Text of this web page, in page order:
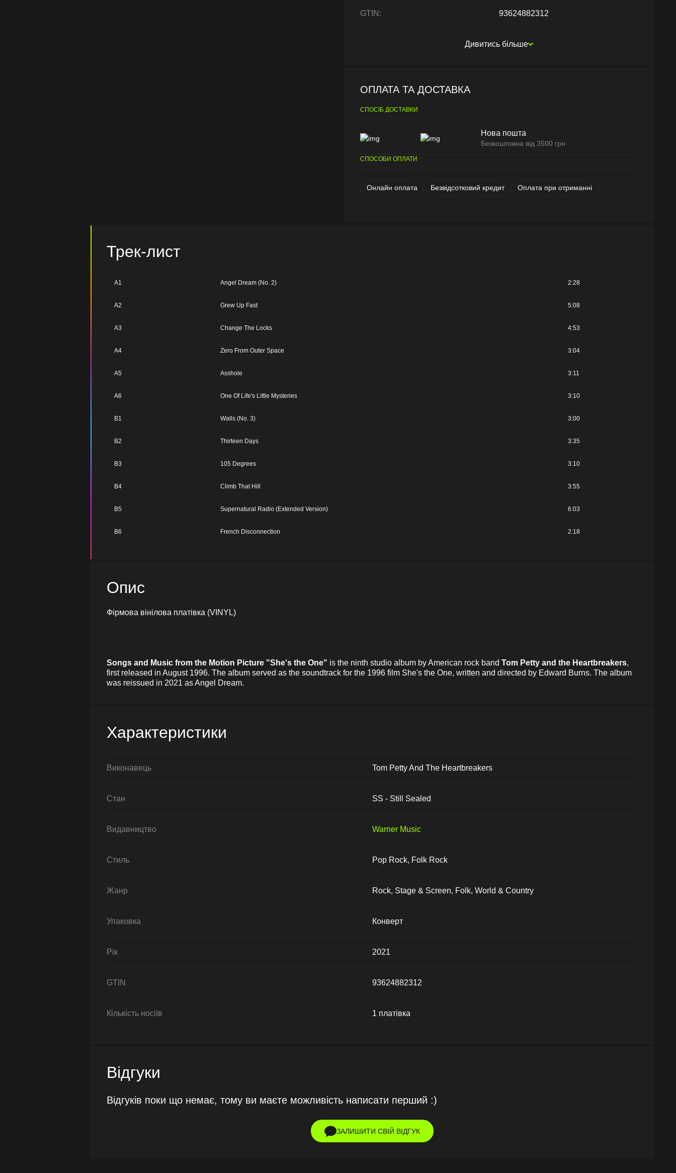
GTIN: 93624882312
Дивитись більше
ОПЛАТА ТА ДОСТАВКА
СПОСІБ ДОСТАВКИ
Нова пошта
Безкоштовна від 3500 грн
СПОСОБИ ОПЛАТИ
Онлайн оплата Безвідсотковий кредит Оплата при отриманні
Трек-лист
A1 Angel Dream (No. 2) 2:28
A2 Grew Up Fast 5:08
A3 Change The Locks 4:53
A4 Zero From Outer Space 3:04
A5 Asshole 3:11
A6 One Of Life's Little Mysteries 3:10
B1 Walls (No. 3) 3:00
B2 Thirteen Days 3:35
B3 105 Degrees 3:10
B4 Climb That Hill 3:55
B5 Supernatural Radio (Extended Version) 6:03
B6 French Disconnection 2:18
Опис
Фірмова вінілова платівка (VINYL)
Songs and Music from the Motion Picture "She's the One" is the ninth studio album by American rock band Tom Petty and the Heartbreakers,
first released in August 1996. The album served as the soundtrack for the 1996 film She's the One, written and directed by Edward Burns. The album
was reissued in 2021 as Angel Dream.
Характеристики
Виконавець Tom Petty And The Heartbreakers
Стан SS - Still Sealed
Видавництво Warner Music
Стиль Pop Rock, Folk Rock
Жанр Rock, Stage & Screen, Folk, World & Country
Упаковка Конверт
Рік 2021
GTIN 93624882312
Кількість носіїв 1 платівка
Відгуки
Відгуків поки що немає, тому ви маєте можливість написати перший :)
ЗАЛИШИТИ СВІЙ ВІДГУК